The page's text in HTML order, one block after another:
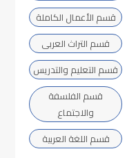
قسم الأعمال الكاملة
قسم التراث العربى
قسم التعليم والتدريس
قسم الفلسفة
والاجتماع
قسم اللغة العربية